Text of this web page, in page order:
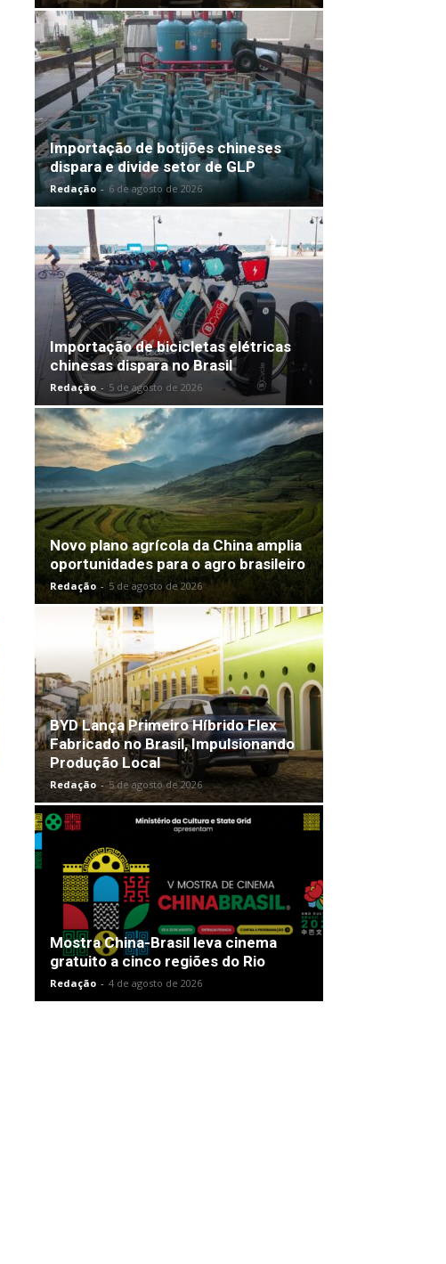
Importação de botijões chineses
dispara e divide setor de GLP
Redação - 6 de agosto de 2026
Importação de bicicletas elétricas
chinesas dispara no Brasil
Redação - 5 de agosto de 2026
Novo plano agrícola da China amplia
oportunidades para o agro brasileiro
Redação - 5 de agosto de 2026
BYD Lança Primeiro Híbrido Flex
Fabricado no Brasil, Impulsionando
Produção Local
Redação - 5 de agosto de 2026
Mostra China-Brasil leva cinema
gratuito a cinco regiões do Rio
Redação - 4 de agosto de 2026